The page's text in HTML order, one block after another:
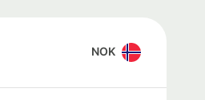
NOK